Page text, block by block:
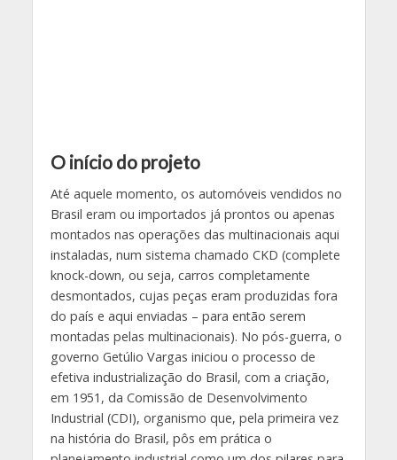
O início do projeto
Até aquele momento, os automóveis vendidos no
Brasil eram ou importados já prontos ou apenas
montados nas operações das multinacionais aqui
instaladas, num sistema chamado CKD (complete
knock-down, ou seja, carros completamente
desmontados, cujas peças eram produzidas fora
do país e aqui enviadas – para então serem
montadas pelas multinacionais). No pós-guerra, o
governo Getúlio Vargas iniciou o processo de
efetiva industrialização do Brasil, com a criação,
em 1951, da Comissão de Desenvolvimento
Industrial (CDI), organismo que, pela primeira vez
na história do Brasil, pôs em prática o